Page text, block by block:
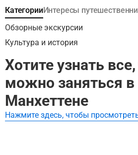
специальных экспонатов! Это один
музеев на Земле, наполненный
и минералами, которые
Солнечную систему, и галактику).
по-крупному, отправляйтесь в
Космоса. Он исследует 13-
Вселенной и космической
КатегорииИнтересы
Обзорные экскурсии
Культура и история
Хотите узнать
можно заняться в
Манхеттене
Нажмите здесь, чтобы